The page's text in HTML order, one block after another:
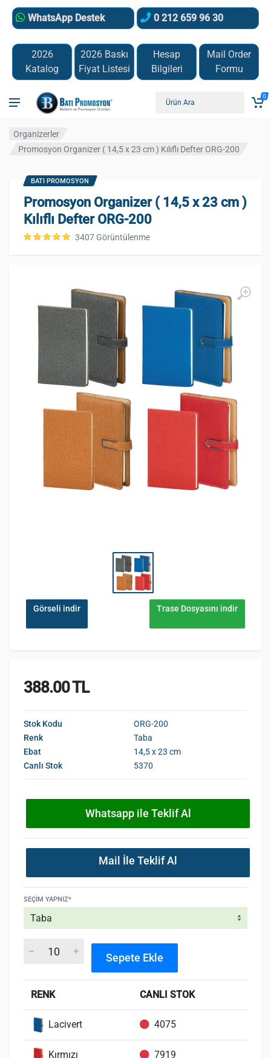
WhatsApp Destek 0 212 659 96 30
2026
Katalog
2026 Baskı
Fiyat Listesi
Hesap
Bilgileri
Mail Order
Formu
0
Organizerler
Promosyon Organizer ( 14,5 x 23 cm ) Kılıflı Defter ORG-200
Görseli indir Trase Dosyasını indir
Promosyon Organizer ( 14,5 x 23 cm )
Kılıflı Defter ORG-200
3407 Görüntülenme
BATI PROMOSYON
388.00 TL
Stok Kodu
ORG-200
Renk
Taba
Ebat
14,5 x 23 cm
Canlı Stok
5370
Whatsapp ile Teklif Al
Mail İle Teklif Al
SEÇIM YAPNIZ*
Sepete Ekle
RENK CANLI STOK
Lacivert 4075
Kırmızı 7919